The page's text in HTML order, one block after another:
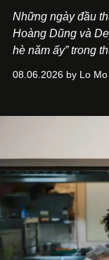
Những ngày đầu
Hoàng Dũng và
hè năm ấy” trong
08.06.2026 by Lo Mo